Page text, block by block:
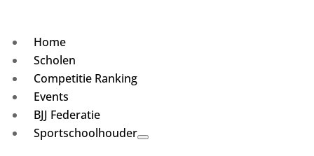
Home
Scholen
Competitie Ranking
Events
BJJ Federatie
Sportschoolhouder